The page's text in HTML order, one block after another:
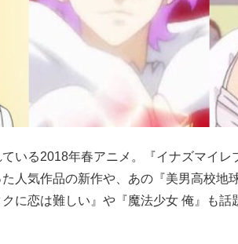
いる2018年春アニメ。『イナズマイレ
人気作品の新作や、あの『美男高校地
に恋は難しい 』や『魔法少女 俺』も話